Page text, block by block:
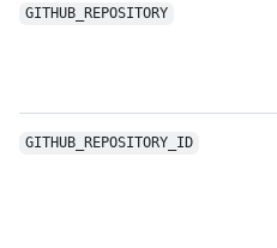
GITHUB_REPOSITORY
GITHUB_REPOSITORY_ ID